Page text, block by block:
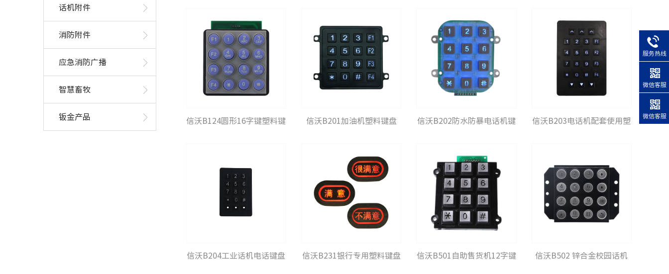
话机附件
消防附件
应急消防广播
智慧畜牧
钣金产品 信沃B124圆形16字键塑料键 信沃B201加油机塑料键盘 信沃B202防水防暴电话机键 信沃B203电话机配套使用塑
信沃B204工业话机电话键盘 信沃B231银行专用塑料键盘 信沃B501自助售货机12字键 信沃B502 锌合金校园话机
服务热线
微信客服
微信客服